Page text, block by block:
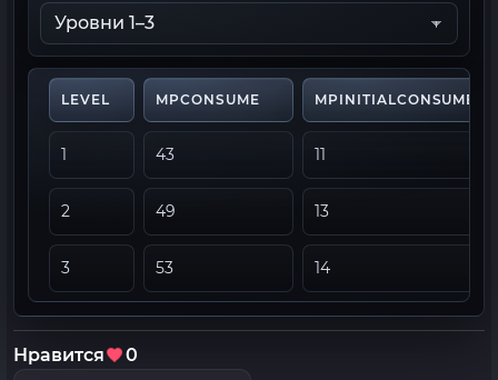
LEVEL MPCONSUME MPINITIALCONSUME
1 43 11
2 49 13
3 53 14
Нравится 0